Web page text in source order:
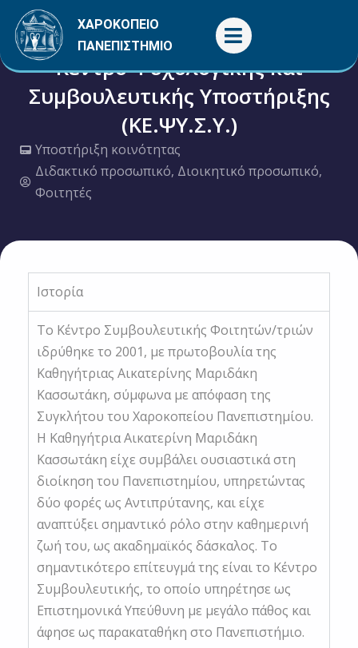
Μετάβαση
στο
περιεχόμενο
ΧΑΡΟΚΟΠΕΙΟ
ΠΑΝΕΠΙΣΤΗΜΙΟ
Κέντρο Ψυχολογικής και
Συμβουλευτικής Υποστήριξης
(ΚΕ.ΨΥ.Σ.Υ.)
Υποστήριξη κοινότητας
Διδακτικό προσωπικό, Διοικητικό προσωπικό,
Φοιτητές
Ιστορία
Το Κέντρο Συμβουλευτικής Φοιτητών/τριών
ιδρύθηκε το 2001, με πρωτοβουλία της
Καθηγήτριας Αικατερίνης Μαριδάκη
Κασσωτάκη, σύμφωνα με απόφαση της
Συγκλήτου του Χαροκοπείου Πανεπιστημίου.
Η Καθηγήτρια Αικατερίνη Μαριδάκη
Κασσωτάκη είχε συμβάλει ουσιαστικά στη
διοίκηση του Πανεπιστημίου, υπηρετώντας
δύο φορές ως Αντιπρύτανης, και είχε
αναπτύξει σημαντικό ρόλο στην καθημερινή
ζωή του, ως ακαδημαϊκός δάσκαλος. Το
σημαντικότερο επίτευγμά της είναι το Κέντρο
Συμβουλευτικής, το οποίο υπηρέτησε ως
Επιστημονικά Υπεύθυνη με μεγάλο πάθος και
άφησε ως παρακαταθήκη στο Πανεπιστήμιο.